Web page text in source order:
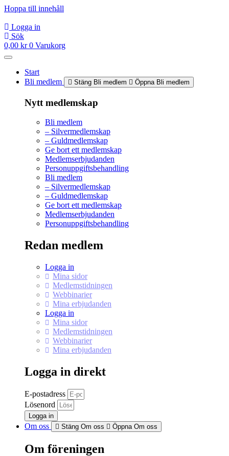
Hoppa till innehåll
Logga in
Sök
0,00 kr 0 Varukorg
Start
Bli medlem
Stäng Bli medlem Öppna Bli medlem
Nytt medlemskap
Bli medlem
– Silvermedlemskap
– Guldmedlemskap
Ge bort ett medlemskap
Medlemserbjudanden
Personuppgiftsbehandling
Bli medlem
– Silvermedlemskap
– Guldmedlemskap
Ge bort ett medlemskap
Medlemserbjudanden
Personuppgiftsbehandling
Redan medlem
Logga in
Mina sidor
Medlemstidningen
Webbinarier
Mina erbjudanden
Logga in
Mina sidor
Medlemstidningen
Webbinarier
Mina erbjudanden
Logga in direkt
E-postadress
Lösenord
Logga in
Om oss Stäng Om oss Öppna Om oss
Om föreningen